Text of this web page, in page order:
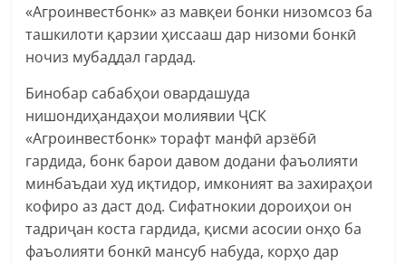
«Агроинвестбонк» аз мавқеи бонки низомсоз ба
ташкилоти қарзии ҳиссааш дар низоми бонкӣ
ночиз мубаддал гардад.
Бинобар сабабҳои овардашуда
нишондиҳандаҳои молиявии ҶСК
«Агроинвестбонк» торафт манфӣ арзёбӣ
гардида, бонк барои давом додани фаъолияти
минбаъдаи худ иқтидор, имконият ва захираҳои
кофиро аз даст дод. Сифатнокии дороиҳои он
тадриҷан коста гардида, қисми асосии онҳо ба
фаъолияти бонкӣ мансуб набуда, корҳо дар